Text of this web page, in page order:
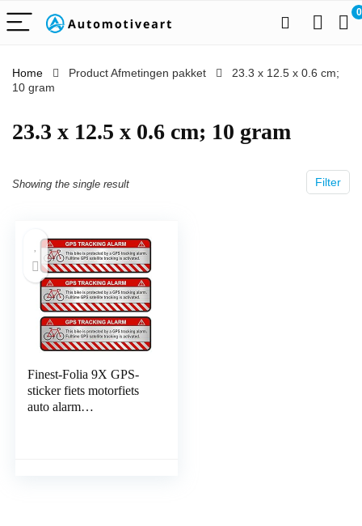
0
Home Product Afmetingen pakket
‎23.3 x 12.5 x 0.6 cm;
10 gram
‎23.3 x 12.5 x 0.6 cm; 10 gram
Filter
Showing the single result
Finest-Folia 9X GPS-
sticker fiets motorfiets
auto alarm